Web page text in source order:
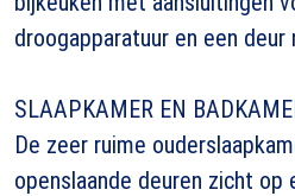
droogapparatuur en een deur
SLAAPKAMER EN
De zeer ruime
openslaande deuren zicht op